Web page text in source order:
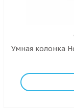
Умная колонка